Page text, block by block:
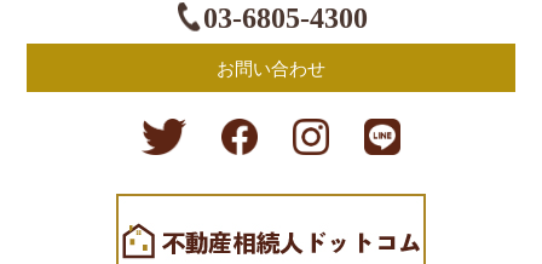
03-6805-4300
お問い合わせ